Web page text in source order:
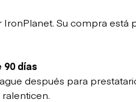
Su compra está
90 días
después para